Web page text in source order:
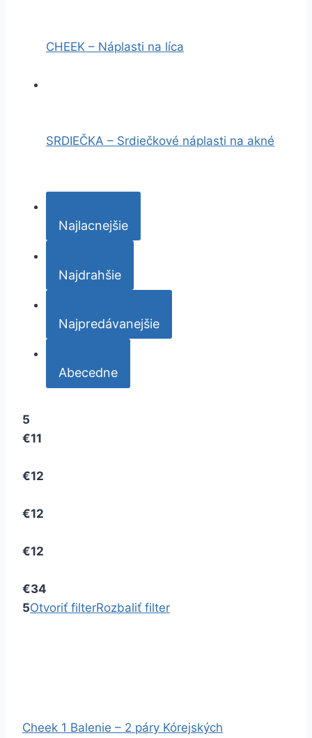
CHEEK – Náplasti na líca
SRDIEČKA – Srdiečkové náplasti na akné
Najlacnejšie
Najdrahšie
Najpredávanejšie
Abecedne
5
€11
€12
€12
€12
€34
5Otvoriť filterRozbaliť filter
Cheek 1 Balenie – 2 páry Kórejských